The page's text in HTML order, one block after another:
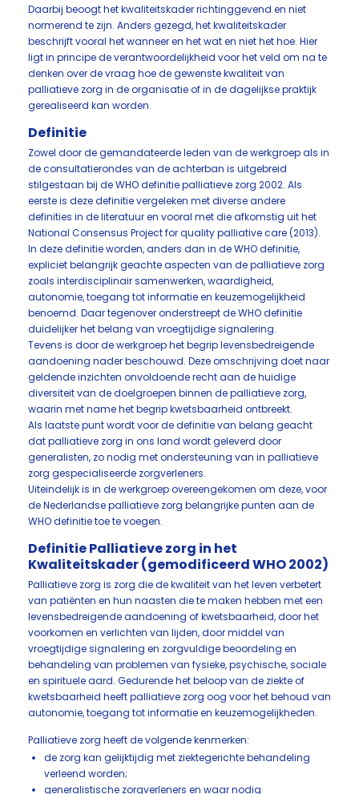
Daarbij beoogt het kwaliteitskader richtinggevend en niet
normerend te zijn. Anders gezegd, het kwaliteitskader
beschrijft vooral het wanneer en het wat en niet het hoe. Hier
ligt in principe de verantwoordelijkheid voor het veld om na te
denken over de vraag hoe de gewenste kwaliteit van
palliatieve zorg in de organisatie of in de dagelijkse praktijk
gerealiseerd kan worden.
Definitie
Zowel door de gemandateerde leden van de werkgroep als in
de consultatierondes van de achterban is uitgebreid
stilgestaan bij de WHO definitie palliatieve zorg 2002. Als
eerste is deze definitie vergeleken met diverse andere
definities in de literatuur en vooral met die afkomstig uit het
National Consensus Project for quality palliative care (2013).
In deze definitie worden, anders dan in de WHO definitie,
expliciet belangrijk geachte aspecten van de palliatieve zorg
zoals interdisciplinair samenwerken, waardigheid,
autonomie, toegang tot informatie en keuzemogelijkheid
benoemd. Daar tegenover onderstreept de WHO definitie
duidelijker het belang van vroegtijdige signalering.
Tevens is door de werkgroep het begrip levensbedreigende
aandoening nader beschouwd. Deze omschrijving doet naar
geldende inzichten onvoldoende recht aan de huidige
diversiteit van de doelgroepen binnen de palliatieve zorg,
waarin met name het begrip kwetsbaarheid ontbreekt.
Als laatste punt wordt voor de definitie van belang geacht
dat palliatieve zorg in ons land wordt geleverd door
generalisten, zo nodig met ondersteuning van in palliatieve
zorg gespecialiseerde zorgverleners.
Uiteindelijk is in de werkgroep overeengekomen om deze, voor
de Nederlandse palliatieve zorg belangrijke punten aan de
WHO definitie toe te voegen.
Definitie Palliatieve zorg in het
Kwaliteitskader (gemodificeerd WHO 2002)
Palliatieve zorg is zorg die de kwaliteit van het leven verbetert
van patiënten en hun naasten die te maken hebben met een
levensbedreigende aandoening of kwetsbaarheid, door het
voorkomen en verlichten van lijden, door middel van
vroegtijdige signalering en zorgvuldige beoordeling en
behandeling van problemen van fysieke, psychische, sociale
en spirituele aard. Gedurende het beloop van de ziekte of
kwetsbaarheid heeft palliatieve zorg oog voor het behoud van
autonomie, toegang tot informatie en keuzemogelijkheden.
Palliatieve zorg heeft de volgende kenmerken:
de zorg kan gelijktijdig met ziektegerichte behandeling
verleend worden;
generalistische zorgverleners en waar nodig